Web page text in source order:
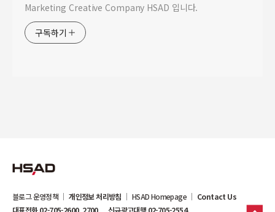
Marketing Creative Company HSAD 입니다.
구독하기
블로그 운영정책 개인정보 처리방침 HSAD Homepage
Contact Us
대표전화 02-705-2600, 2700
신규광고대행 02-705-2554